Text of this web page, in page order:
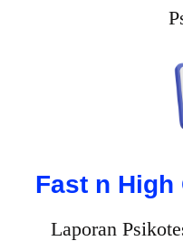
Fast n
Laporan